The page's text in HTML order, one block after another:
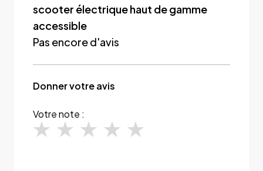
scooter électrique haut de gamme
accessible
Pas encore d'avis
Donner votre avis
Votre note :